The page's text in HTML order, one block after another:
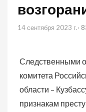
14 сентября 2023 г.·
Следственными
комитета
области –
признакам